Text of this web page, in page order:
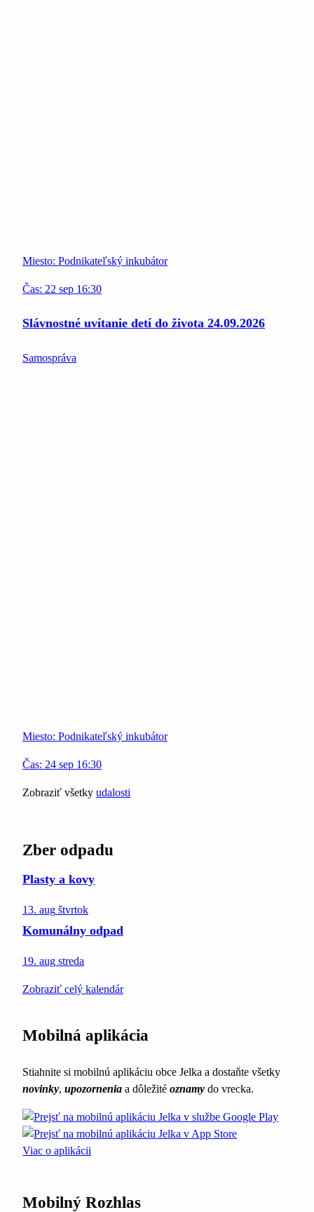
Miesto: Podnikateľský inkubátor
Čas: 22 sep 16:30
Slávnostné uvítanie detí do života 24.09.2026
Samospráva
Miesto: Podnikateľský inkubátor
Čas: 24 sep 16:30
Zobraziť všetky udalosti
Zber odpadu
Plasty a kovy
13. aug štvrtok
Komunálny odpad
19. aug streda
Zobraziť celý kalendár
Mobilná aplikácia
Stiahnite si mobilnú aplikáciu obce Jelka a dostaňte všetky
novinky, upozornenia a dôležité oznamy do vrecka.
Viac o aplikácii
Mobilný Rozhlas